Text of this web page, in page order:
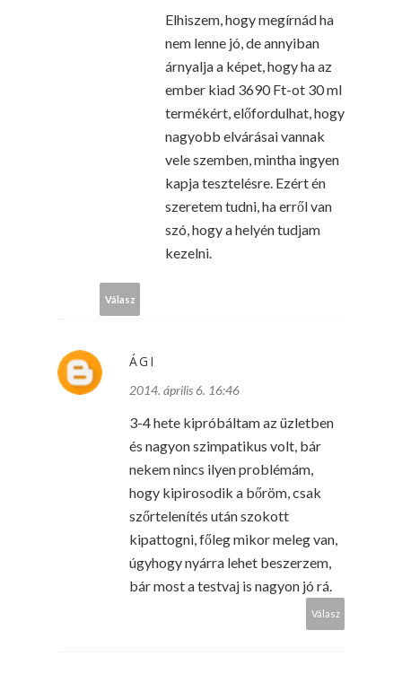
Elhiszem, hogy megírnád ha
nem lenne jó, de annyiban
árnyalja a képet, hogy ha az
ember kiad 3690 Ft-ot 30 ml
termékért, előfordulhat, hogy
nagyobb elvárásai vannak
vele szemben, mintha ingyen
kapja tesztelésre. Ezért én
szeretem tudni, ha erről van
szó, hogy a helyén tudjam
kezelni.
Válasz
ÁGI
2014. április 6. 16:46
3-4 hete kipróbáltam az üzletben
és nagyon szimpatikus volt, bár
nekem nincs ilyen problémám,
hogy kipirosodik a bőröm, csak
szőrtelenítés után szokott
kipattogni, főleg mikor meleg van,
úgyhogy nyárra lehet beszerzem,
bár most a testvaj is nagyon jó rá.
Válasz